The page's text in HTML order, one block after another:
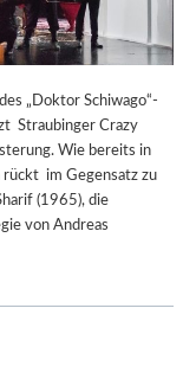
„Doktor Schiwago“-
Straubinger Crazy
Wie bereits in
im Gegensatz zu
(1965), die
von Andreas